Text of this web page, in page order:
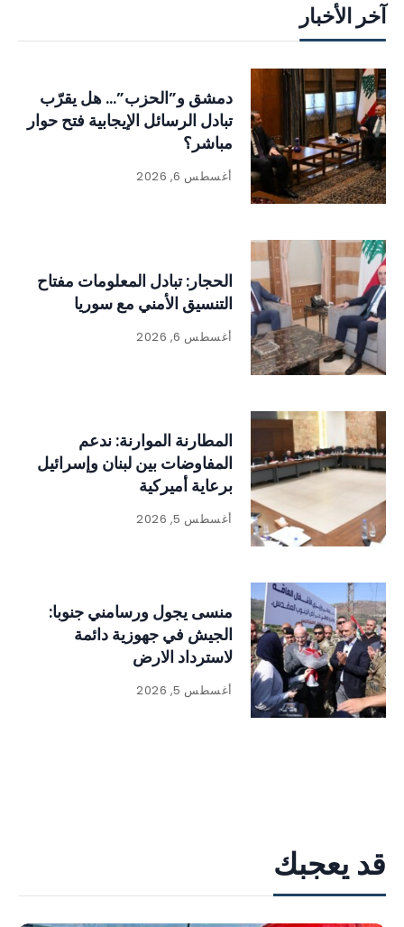
آخر الأخبار
دمشق و”الحزب”… هل يقرّب
تبادل الرسائل الإيجابية فتح حوار
مباشر؟
أغسطس 6, 2026
الحجار: تبادل المعلومات مفتاح
التنسيق الأمني مع سوريا
أغسطس 6, 2026
المطارنة الموارنة: ندعم
المفاوضات بين لبنان وإسرائيل
برعاية أميركية
أغسطس 5, 2026
منسى يجول ورسامني جنوبا:
الجيش في جهوزية دائمة
لاسترداد الارض
أغسطس 5, 2026
قد يعجبك